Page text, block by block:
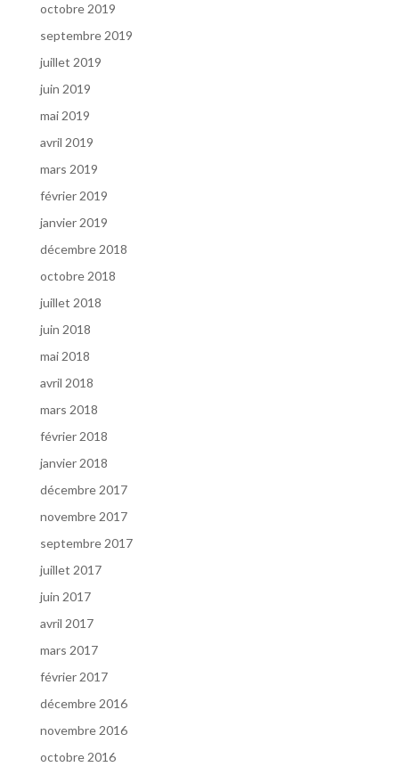
octobre 2019
septembre 2019
juillet 2019
juin 2019
mai 2019
avril 2019
mars 2019
février 2019
janvier 2019
décembre 2018
octobre 2018
juillet 2018
juin 2018
mai 2018
avril 2018
mars 2018
février 2018
janvier 2018
décembre 2017
novembre 2017
septembre 2017
juillet 2017
juin 2017
avril 2017
mars 2017
février 2017
décembre 2016
novembre 2016
octobre 2016